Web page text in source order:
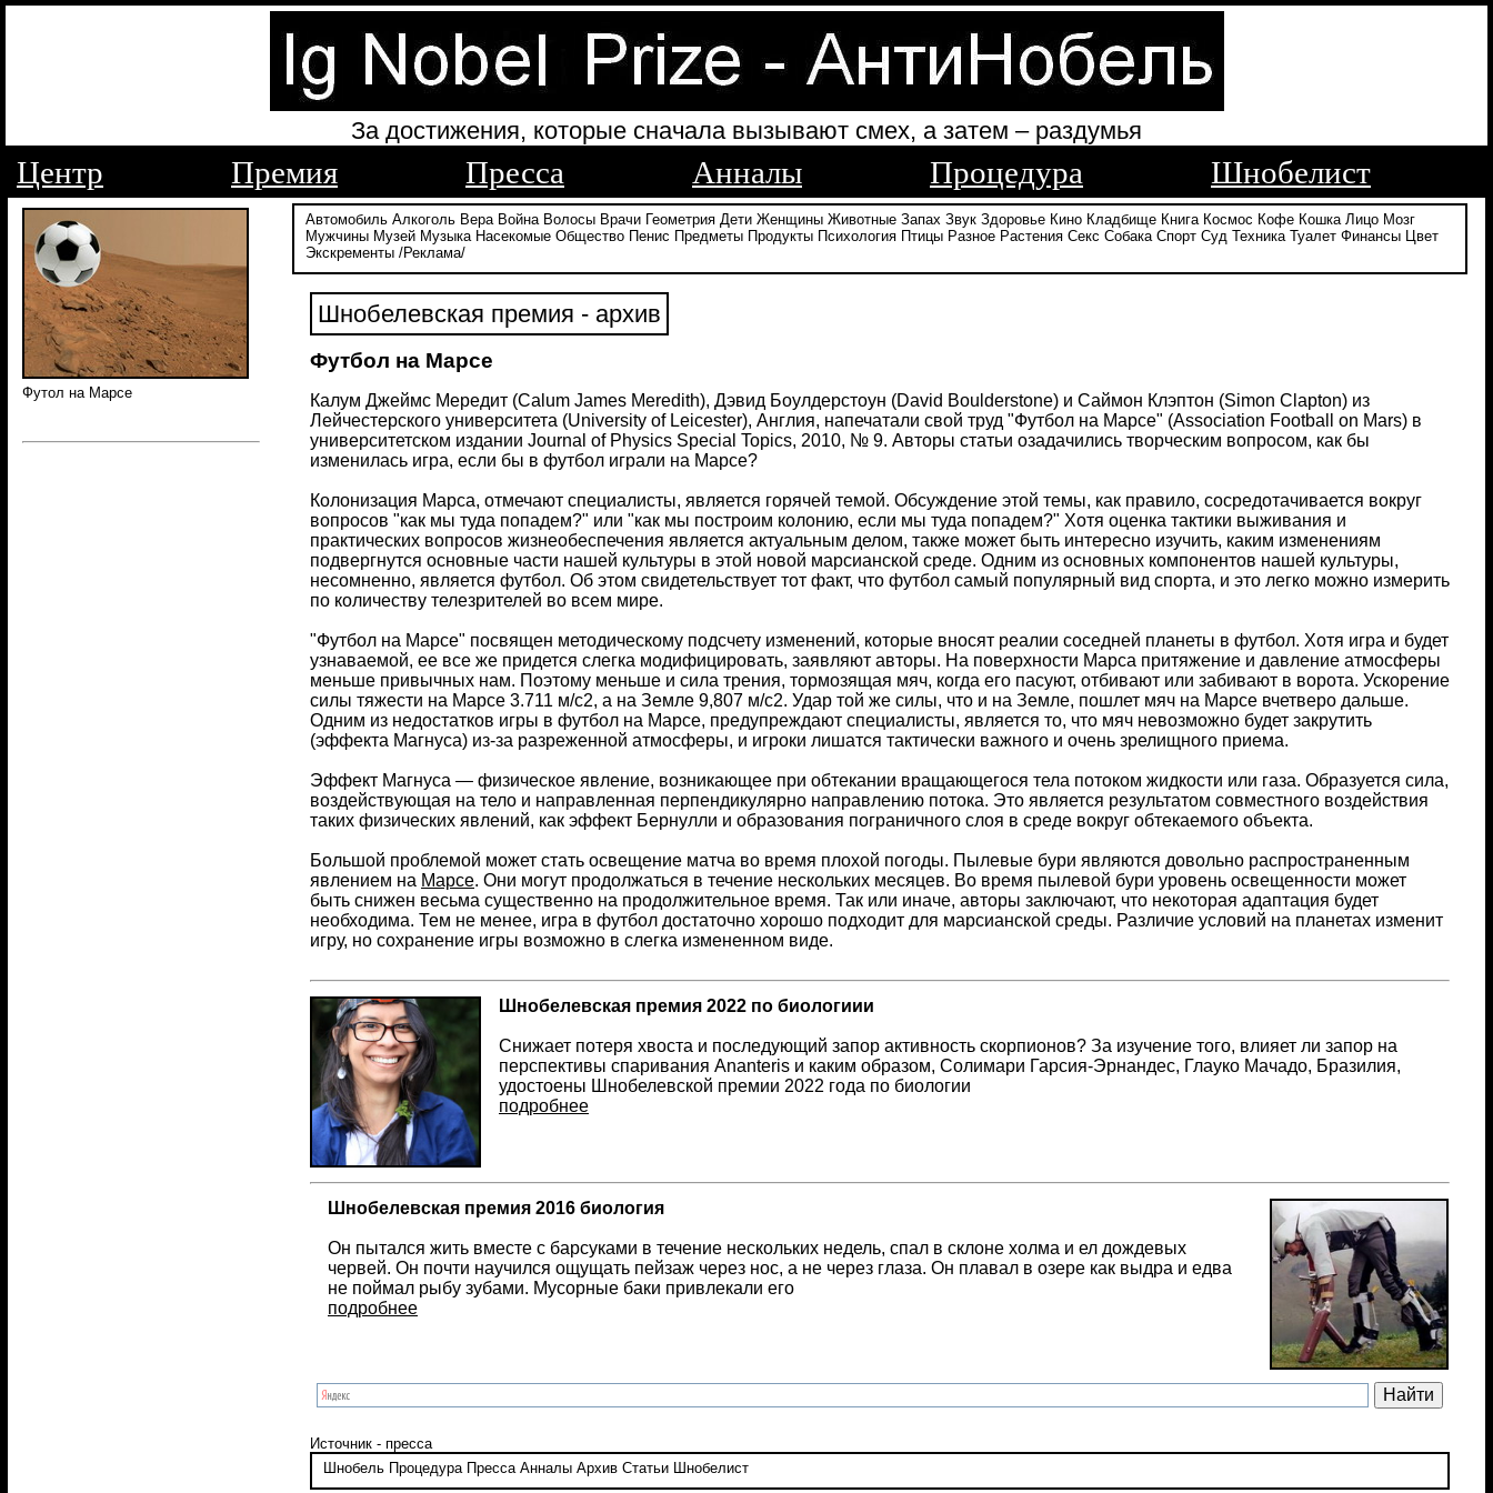
За достижения, которые сначала вызывают смех, а затем – раздумья
Центр Премия Пресса Анналы Процедура Шнобелист
Футол на Марсе
Автомобиль Алкоголь Вера Война Волосы Врачи Геометрия Дети Женщины Животные Запах Звук Здоровье Кино Кладбище Книга Космос Кофе Кошка Лицо Мозг
Мужчины Музей Музыка Насекомые Общество Пенис Предметы Продукты Психология Птицы Разное Растения Секс Собака Спорт Суд Техника Туалет Финансы
Цвет
Экскременты /Реклама/
Шнобелевская премия - архив
Футбол на Марсе
Калум Джеймс Мередит (Calum James Meredith), Дэвид Боулдерстоун (David Boulderstone) и Саймон Клэптон (Simon Clapton) из
Лейчестерского университета (University of Leicester), Англия, напечатали свой труд "Футбол на Марсе" (Association Football on Mars) в
университетском издании Journal of Physics Special Topics, 2010, № 9. Авторы статьи озадачились творческим вопросом, как бы
изменилась игра, если бы в футбол играли на Марсе?
Колонизация Марса, отмечают специалисты, является горячей темой. Обсуждение этой темы, как правило, сосредотачивается вокруг
вопросов "как мы туда попадем?" или "как мы построим колонию, если мы туда попадем?" Хотя оценка тактики выживания и
практических вопросов жизнеобеспечения является актуальным делом, также может быть интересно изучить, каким изменениям
подвергнутся основные части нашей культуры в этой новой марсианской среде. Одним из основных компонентов нашей культуры,
несомненно, является футбол. Об этом свидетельствует тот факт, что футбол самый популярный вид спорта, и это легко можно измерить
по количеству телезрителей во всем мире.
"Футбол на Марсе" посвящен методическому подсчету изменений, которые вносят реалии соседней планеты в футбол. Хотя игра и будет
узнаваемой, ее все же придется слегка модифицировать, заявляют авторы. На поверхности Марса притяжение и давление атмосферы
меньше привычных нам. Поэтому меньше и сила трения, тормозящая мяч, когда его пасуют, отбивают или забивают в ворота. Ускорение
силы тяжести на Марсе 3.711 м/с2, а на Земле 9,807 м/с2. Удар той же силы, что и на Земле, пошлет мяч на Марсе вчетверо дальше.
Одним из недостатков игры в футбол на Марсе, предупреждают специалисты, является то, что мяч невозможно будет закрутить
(эффекта Магнуса) из-за разреженной атмосферы, и игроки лишатся тактически важного и очень зрелищного приема.
Эффект Магнуса — физическое явление, возникающее при обтекании вращающегося тела потоком жидкости или газа. Образуется сила,
воздействующая на тело и направленная перпендикулярно направлению потока. Это является результатом совместного воздействия
таких физических явлений, как эффект Бернулли и образования пограничного слоя в среде вокруг обтекаемого объекта.
Большой проблемой может стать освещение матча во время плохой погоды. Пылевые бури являются довольно распространенным
явлением на Марсе. Они могут продолжаться в течение нескольких месяцев. Во время пылевой бури уровень освещенности может
быть снижен весьма существенно на продолжительное время. Так или иначе, авторы заключают, что некоторая адаптация будет
необходима. Тем не менее, игра в футбол достаточно хорошо подходит для марсианской среды. Различие условий на планетах изменит
игру, но сохранение игры возможно в слегка измененном виде.
Шнобелевская премия 2022 по биологиии
Cнижает потеря хвоста и последующий запор активность скорпионов? За изучение того, влияет ли запор на
перспективы спаривания Ananteris и каким образом, Солимари Гарсия-Эрнандес, Глауко Мачадо, Бразилия,
удостоены Шнобелевской премии 2022 года по биологии
подробнее
Шнобелевская премия 2016 биология
Он пытался жить вместе с барсуками в течение нескольких недель, спал в склоне холма и ел дождевых
червей. Он почти научился ощущать пейзаж через нос, а не через глаза. Он плавал в озере как выдра и едва
не поймал рыбу зубами. Мусорные баки привлекали его
подробнее
Источник - пресса
Шнобель Процедура Пресса Анналы Архив Статьи Шнобелист